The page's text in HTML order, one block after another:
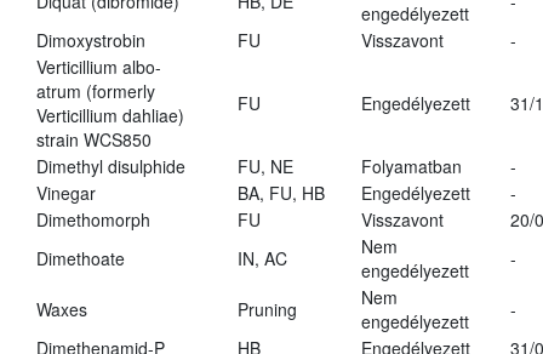
engedélyezett
Dimoxystrobin
FU Visszavont
-
Verticillium albo-
atrum (formerly
Verticillium dahliae)
strain WCS850
FU Engedélyezett 31/
Dimethyl disulphide FU, NE Folyamatban
-
Vinegar
BA, FU, HB Engedélyezett
-
Dimethomorph
FU Visszavont
20/
Dimethoate
IN, AC
Nem
engedélyezett
-
Waxes Pruning
Nem
engedélyezett
-
Dimethenamid-P
HB Engedélyezett
31/